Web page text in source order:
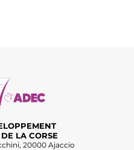
LA CORSE
20000 Ajaccio